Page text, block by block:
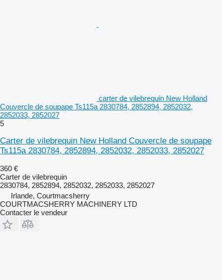
carter de vilebrequin New Holland
Couvercle de soupape Ts115a 2830784, 2852894, 2852032,
2852033, 2852027
5
Carter de vilebrequin New Holland Couvercle de soupape
Ts115a 2830784, 2852894, 2852032, 2852033, 2852027
360 €
Carter de vilebrequin
2830784, 2852894, 2852032, 2852033, 2852027
Irlande, Courtmacsherry
COURTMACSHERRY MACHINERY LTD
Contacter le vendeur